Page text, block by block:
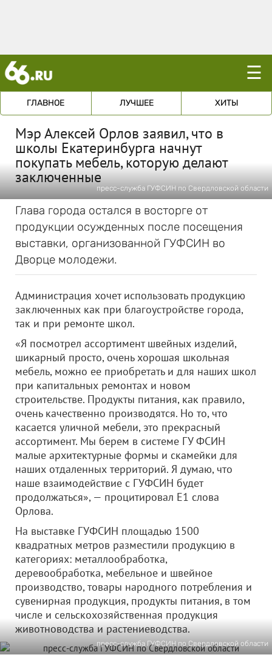
☰
ГЛАВНОЕ ЛУЧШЕЕ ХИТЫ
Мэр Алексей Орлов заявил, что в
школы Екатеринбурга начнут
покупать мебель, которую делают
заключенные
пресс-служба ГУФСИН по Свердловской области
Глава города остался в восторге от
продукции осужденных после посещения
выставки, организованной ГУФСИН во
Дворце молодежи.
Администрация хочет использовать продукцию
заключенных как при благоустройстве города,
так и при ремонте школ.
«Я посмотрел ассортимент швейных изделий,
шикарный просто, очень хорошая школьная
мебель, можно ее приобретать и для наших школ
при капитальных ремонтах и новом
строительстве. Продукты питания, как правило,
очень качественно производятся. Но то, что
касается уличной мебели, это прекрасный
ассортимент. Мы берем в системе ГУ ФСИН
малые архитектурные формы и скамейки для
наших отдаленных территорий. Я думаю, что
наше взаимодействие с ГУФСИН будет
продолжаться», — процитировал Е1 слова
Орлова.
На выставке ГУФСИН площадью 1500
квадратных метров разместили продукцию в
категориях: металлообработка,
деревообработка, мебельное и швейное
производство, товары народного потребления и
сувенирная продукция, продукты питания, в том
числе и сельскохозяйственная продукция
животноводства и растениеводства.
пресс-служба ГУФСИН по Свердловской области